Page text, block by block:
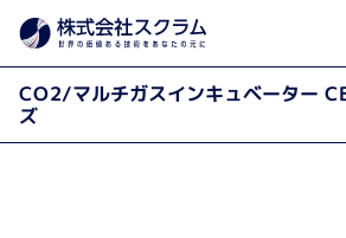
Home 製品・サービス 製品カテゴ
CO2/マルチガスインキュベーター
ズ